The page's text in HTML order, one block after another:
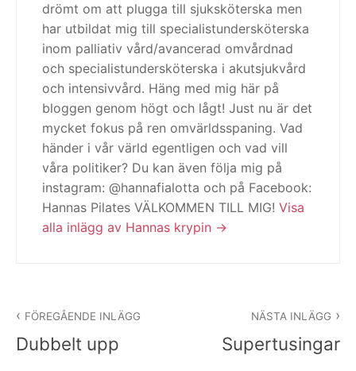
drömt om att plugga till sjuksköterska men
har utbildat mig till specialistundersköterska
inom palliativ vård/avancerad omvårdnad
och specialistundersköterska i akutsjukvård
och intensivvård. Häng med mig här på
bloggen genom högt och lågt! Just nu är det
mycket fokus på ren omvärldsspaning. Vad
händer i vår värld egentligen och vad vill
våra politiker? Du kan även följa mig på
instagram: @hannafialotta och på Facebook:
Hannas Pilates VÄLKOMMEN TILL MIG! Visa
alla inlägg av Hannas krypin
FÖREGÅENDE INLÄGG
Dubbelt upp
NÄSTA INLÄGG
Supertusingar